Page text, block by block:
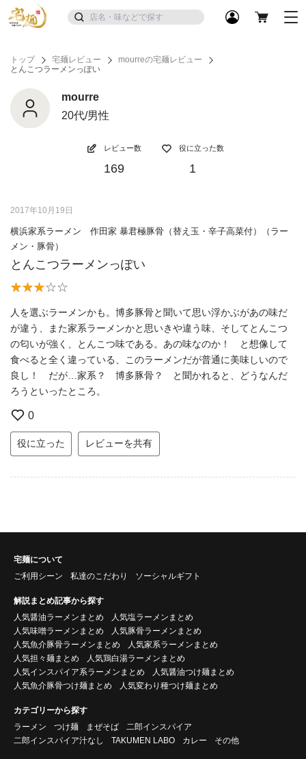
トップ 宅麺レビュー
mourreの宅麺レビュー
とんこつラーメンっぽい
mourre
20代/男性
レビュー数
169
役に立った数
1
2017年10月19日
横浜家系ラーメン 作田家 暴君極豚骨（替え玉・辛子高菜付）（ラー
メン・豚骨）
とんこつラーメンっぽい
人を選ぶラーメンかも。博多豚骨と聞いて思い浮かぶがあの味だ
が違う、また家系ラーメンかと思いきや違う味、そしてとんこつ
の匂いが強く、とんこつ味である。あの味なのか！ と想像して
食べると全く違っている、このラーメンだが普通に美味しいので
良し！ だが…家系？ 博多豚骨？ と聞かれると、どうなんだ
ろうといったところ。
0
役に立った レビューを共有
宅麺について
ご利用シーン
私達のこだわり ソーシャルギフト
解説まとめ記事から探す
人気醤油ラーメンまとめ
人気塩ラーメンまとめ
人気味噌ラーメンまとめ
人気豚骨ラーメンまとめ
人気魚介豚骨ラーメンまとめ
人気家系ラーメンまとめ
人気担々麺まとめ
人気鶏白湯ラーメンまとめ
人気インスパイア系ラーメンまとめ
人気醤油つけ麺まとめ
人気魚介豚骨つけ麺まとめ
人気変わり種つけ麺まとめ
カテゴリーから探す
ラーメン
つけ麺 まぜそば
二郎インスパイア
二郎インスパイア汁なし
TAKUMEN LABO カレー その他